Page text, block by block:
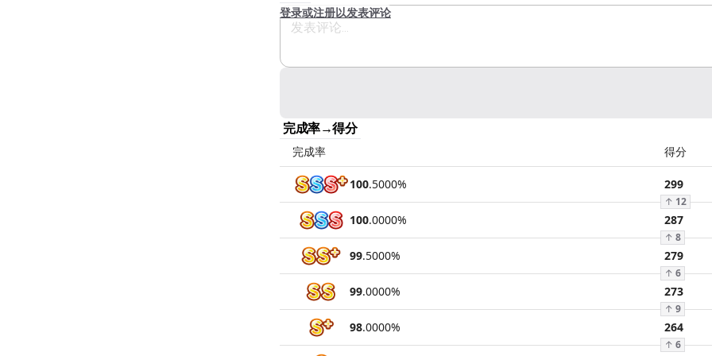
登录或注册以发表评论
完成率→得分
完成率 得分
100.5000% 299
↑ 12
100.0000% 287
↑ 8
99.5000% 279
↑ 6
99.0000% 273
↑ 9
98.0000% 264
↑ 6